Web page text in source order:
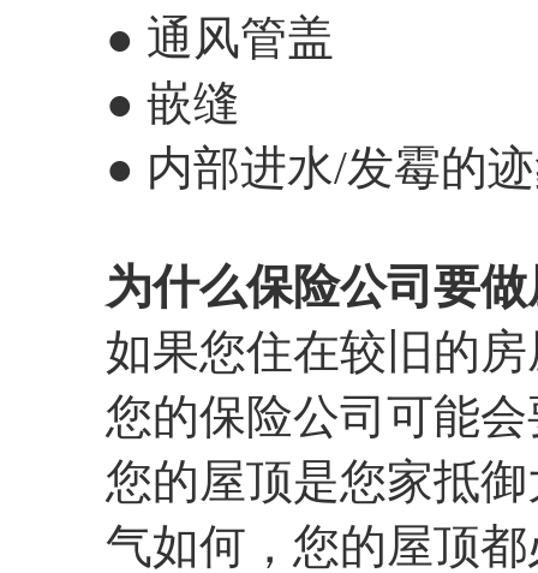
● 通风管盖
● 嵌缝
● 内部进水/发霉的
为什么保险公司要
如果您住在较旧的
您的保险公司可能
您的屋顶是您家抵
气如何，您的屋顶